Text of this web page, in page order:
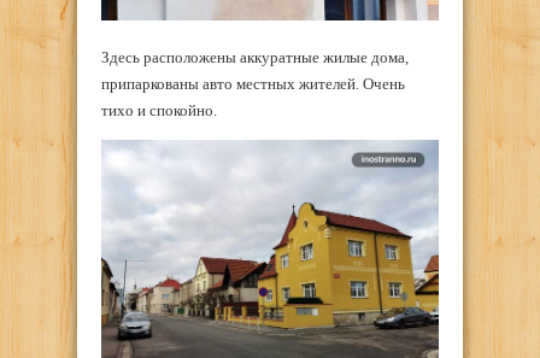
Здесь расположены аккуратные жилые дома,
припаркованы авто местных жителей. Очень
тихо и спокойно.